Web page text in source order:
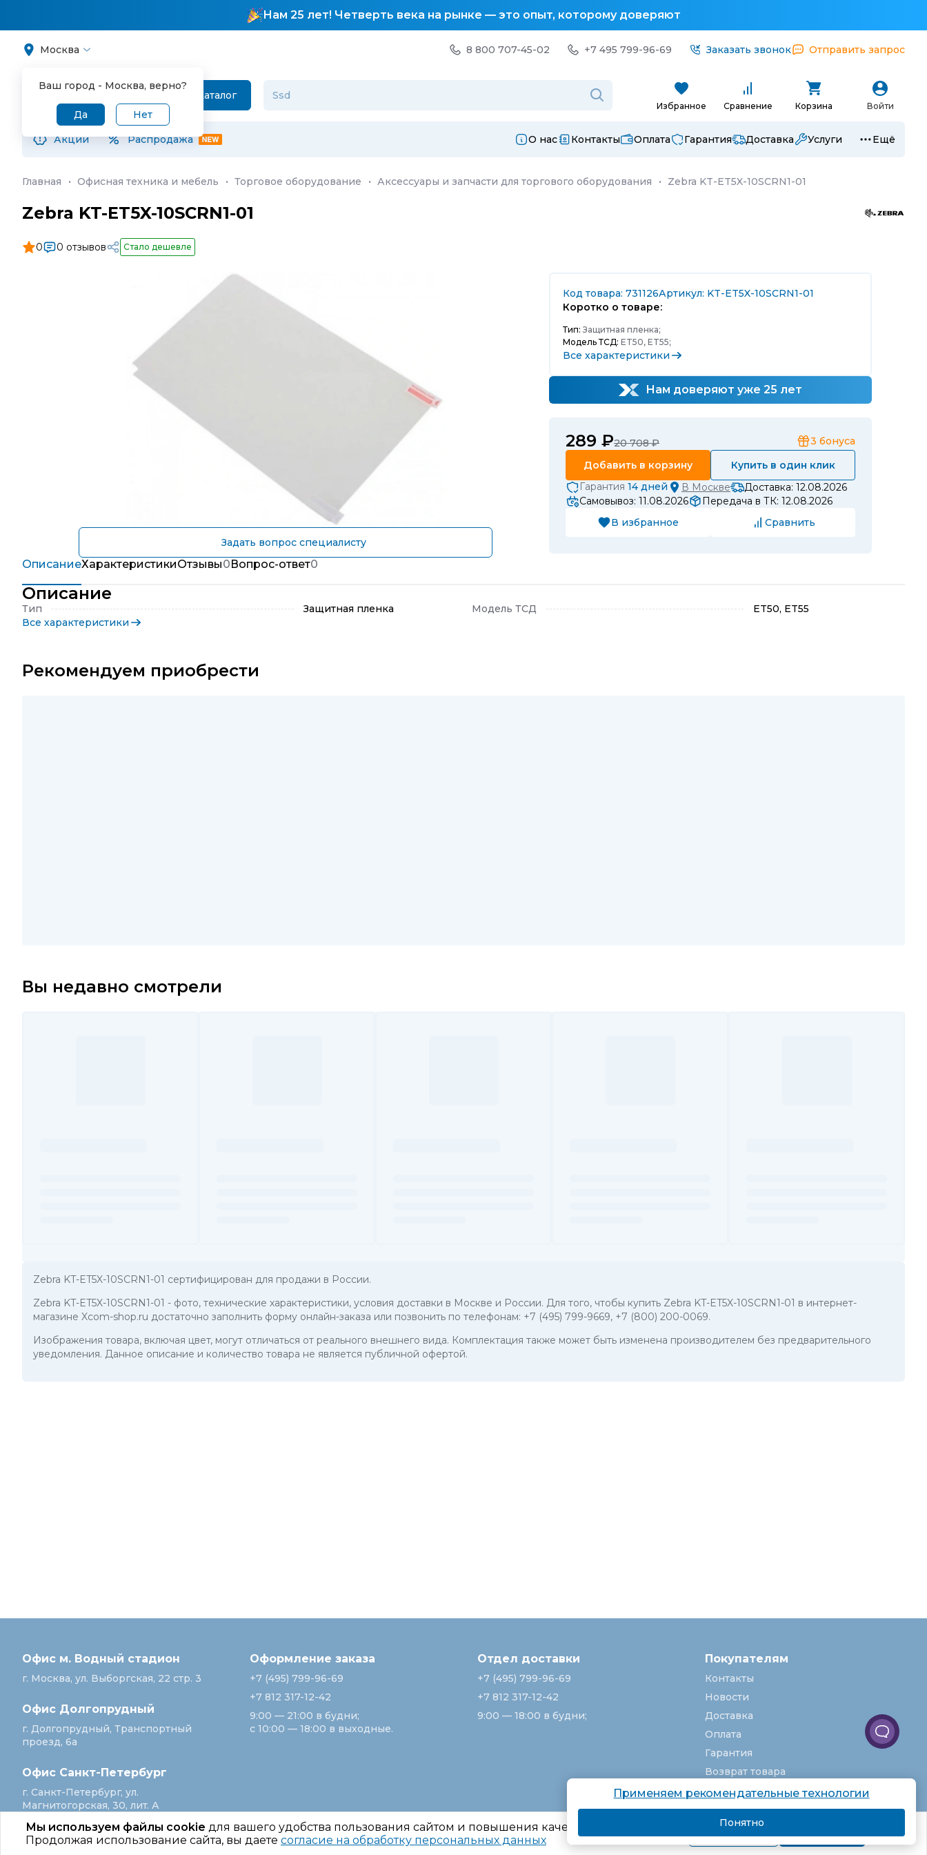
Нам 25 лет! Четверть века на рынке — это опыт, которому доверяют
Москва
Ваш город - Москва, верно?
Да Нет
8 800 707-45-02 +7 495 799-96-69 Заказать звонок Отправить запрос
Каталог
Избранное Сравнение Корзина Войти
Акции Распродажа О нас Контакты Оплата Гарантия Доставка Услуги Ещё
Мы используем файлы cookie для вашего удобства пользования сайтом и повышения качества рекомендаций.
Продолжая использование сайта, вы даете согласие на обработку персональных данных Подробнее Я согласен
Главная · Офисная техника и мебель · Торговое оборудование · Аксессуары и запчасти для торгового оборудования · Zebra KT-ET5X-10SCRN1-01
Zebra KT-ET5X-10SCRN1-01
0 0 отзывов Стало дешевле
Задать вопрос специалисту
Код товара: 731126Артикул: KT-ET5X-10SCRN1-01
Коротко о товаре:
Тип: Защитная пленка;
Модель ТСД: ET50, ET55;
Все характеристики
Нам доверяют уже 25 лет
289 ₽20 708 ₽ 3 бонуса
Добавить в корзину
Купить в один клик
Гарантия 14 дней В Москве
Доставка: 12.08.2026
Самовывоз: 11.08.2026
Передача в ТК: 12.08.2026
В избранное
Сравнить
ОписаниеХарактеристикиОтзывы0Вопрос-ответ0
Описание
Тип Защитная пленка Модель ТСД
ET50, ET55
Все характеристики
Рекомендуем приобрести
Вы недавно смотрели
Zebra KT-ET5X-10SCRN1-01 сертифицирован для продажи в России.
Zebra KT-ET5X-10SCRN1-01 - фото, технические характеристики, условия доставки в Москве и России. Для того, чтобы купить Zebra KT-ET5X-10SCRN1-01 в интернет-
магазине Xcom-shop.ru достаточно заполнить форму онлайн-заказа или позвонить по телефонам: +7 (495) 799-9669, +7 (800) 200-0069.
Изображения товара, включая цвет, могут отличаться от реального внешнего вида. Комплектация также может быть изменена производителем без предварительного
уведомления. Данное описание и количество товара не является публичной офертой.
Офис м. Водный стадион
г. Москва, ул. Выборгская, 22 стр. 3
Офис Долгопрудный
г. Долгопрудный, Транспортный
проезд, 6а
Офис Санкт‑Петербург
г. Санкт‑Петербург, ул.
Магнитогорская, 30, лит. А
Оформление заказа
+7 (495) 799-96-69
+7 812 317-12-42
9:00 — 21:00 в будни;
с 10:00 — 18:00 в выходные.
Отдел доставки
+7 (495) 799-96-69
+7 812 317-12-42
9:00 — 18:00 в будни;
Покупателям
Контакты
Новости
Доставка
Оплата
Гарантия
Возврат товара
Услуги
О компании
Вакансии
Карта сайта
Применяем рекомендательные технологии
Понятно